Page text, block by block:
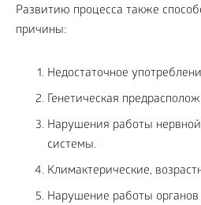
Развитию процесса также
причины:
Недостаточное
Генетическая
Нарушения работы
системы.
Климактерические,
Нарушение работы